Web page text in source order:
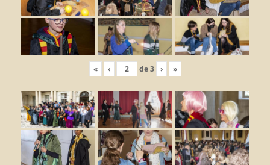
« ‹ de3 › »